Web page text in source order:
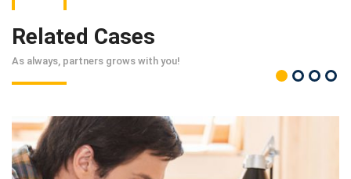
Related Cases
As always, partners grows with you!